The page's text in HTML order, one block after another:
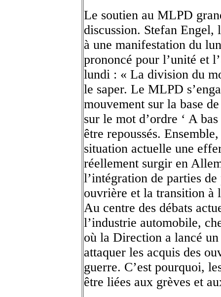
Le soutien au MLPD
discussion. Stefan
à une manifestation du
prononcé pour l’unité et
lundi : « La division du
le saper. Le MLPD
mouvement sur la base
sur le mot d’ordre ‘ A
être repoussés.
situation actuelle une
réellement surgir en
l’intégration de parties
ouvrière et la transition à
Au centre des débats
l’industrie automobile,
où la Direction a lancé
attaquer les acquis des
guerre. C’est pourquoi,
être liées aux grèves et